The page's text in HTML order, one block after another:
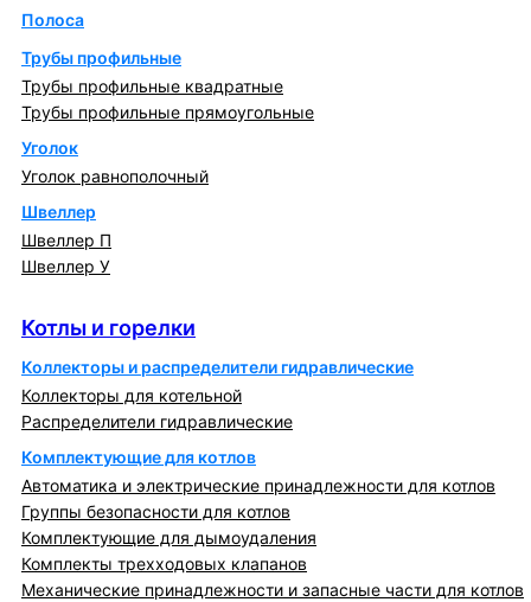
Полоса
Трубы профильные
Трубы профильные квадратные
Трубы профильные прямоугольные
Уголок
Уголок равнополочный
Швеллер
Швеллер П
Швеллер У
Котлы и горелки
Коллекторы и распределители гидравлические
Коллекторы для котельной
Распределители гидравлические
Комплектующие для котлов
Автоматика и электрические принадлежности для котлов
Группы безопасности для котлов
Комплектующие для дымоудаления
Комплекты трехходовых клапанов
Механические принадлежности и запасные части для котлов